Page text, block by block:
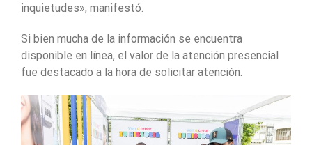
inquietudes», manifestó.
Si bien mucha de la información se encuentra
disponible en línea, el valor de la atención presencial
fue destacado a la hora de solicitar atención.